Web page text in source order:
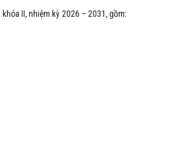
II, nhiệm kỳ 2026 – 2031, gồm: